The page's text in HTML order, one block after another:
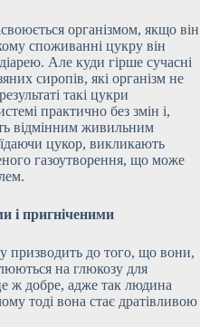
організмом, якщо він
споживанні цукру він
Але куди гірше сучасні
сиропів, які організм не
такі цукри
практично без змін і,
відмінним живильним
цукор, викликають
газоутворення, що може
і пригніченими
призводить до того, що вони,
на глюкозу для
ж добре, адже так людина
тоді вона стає дратівливою